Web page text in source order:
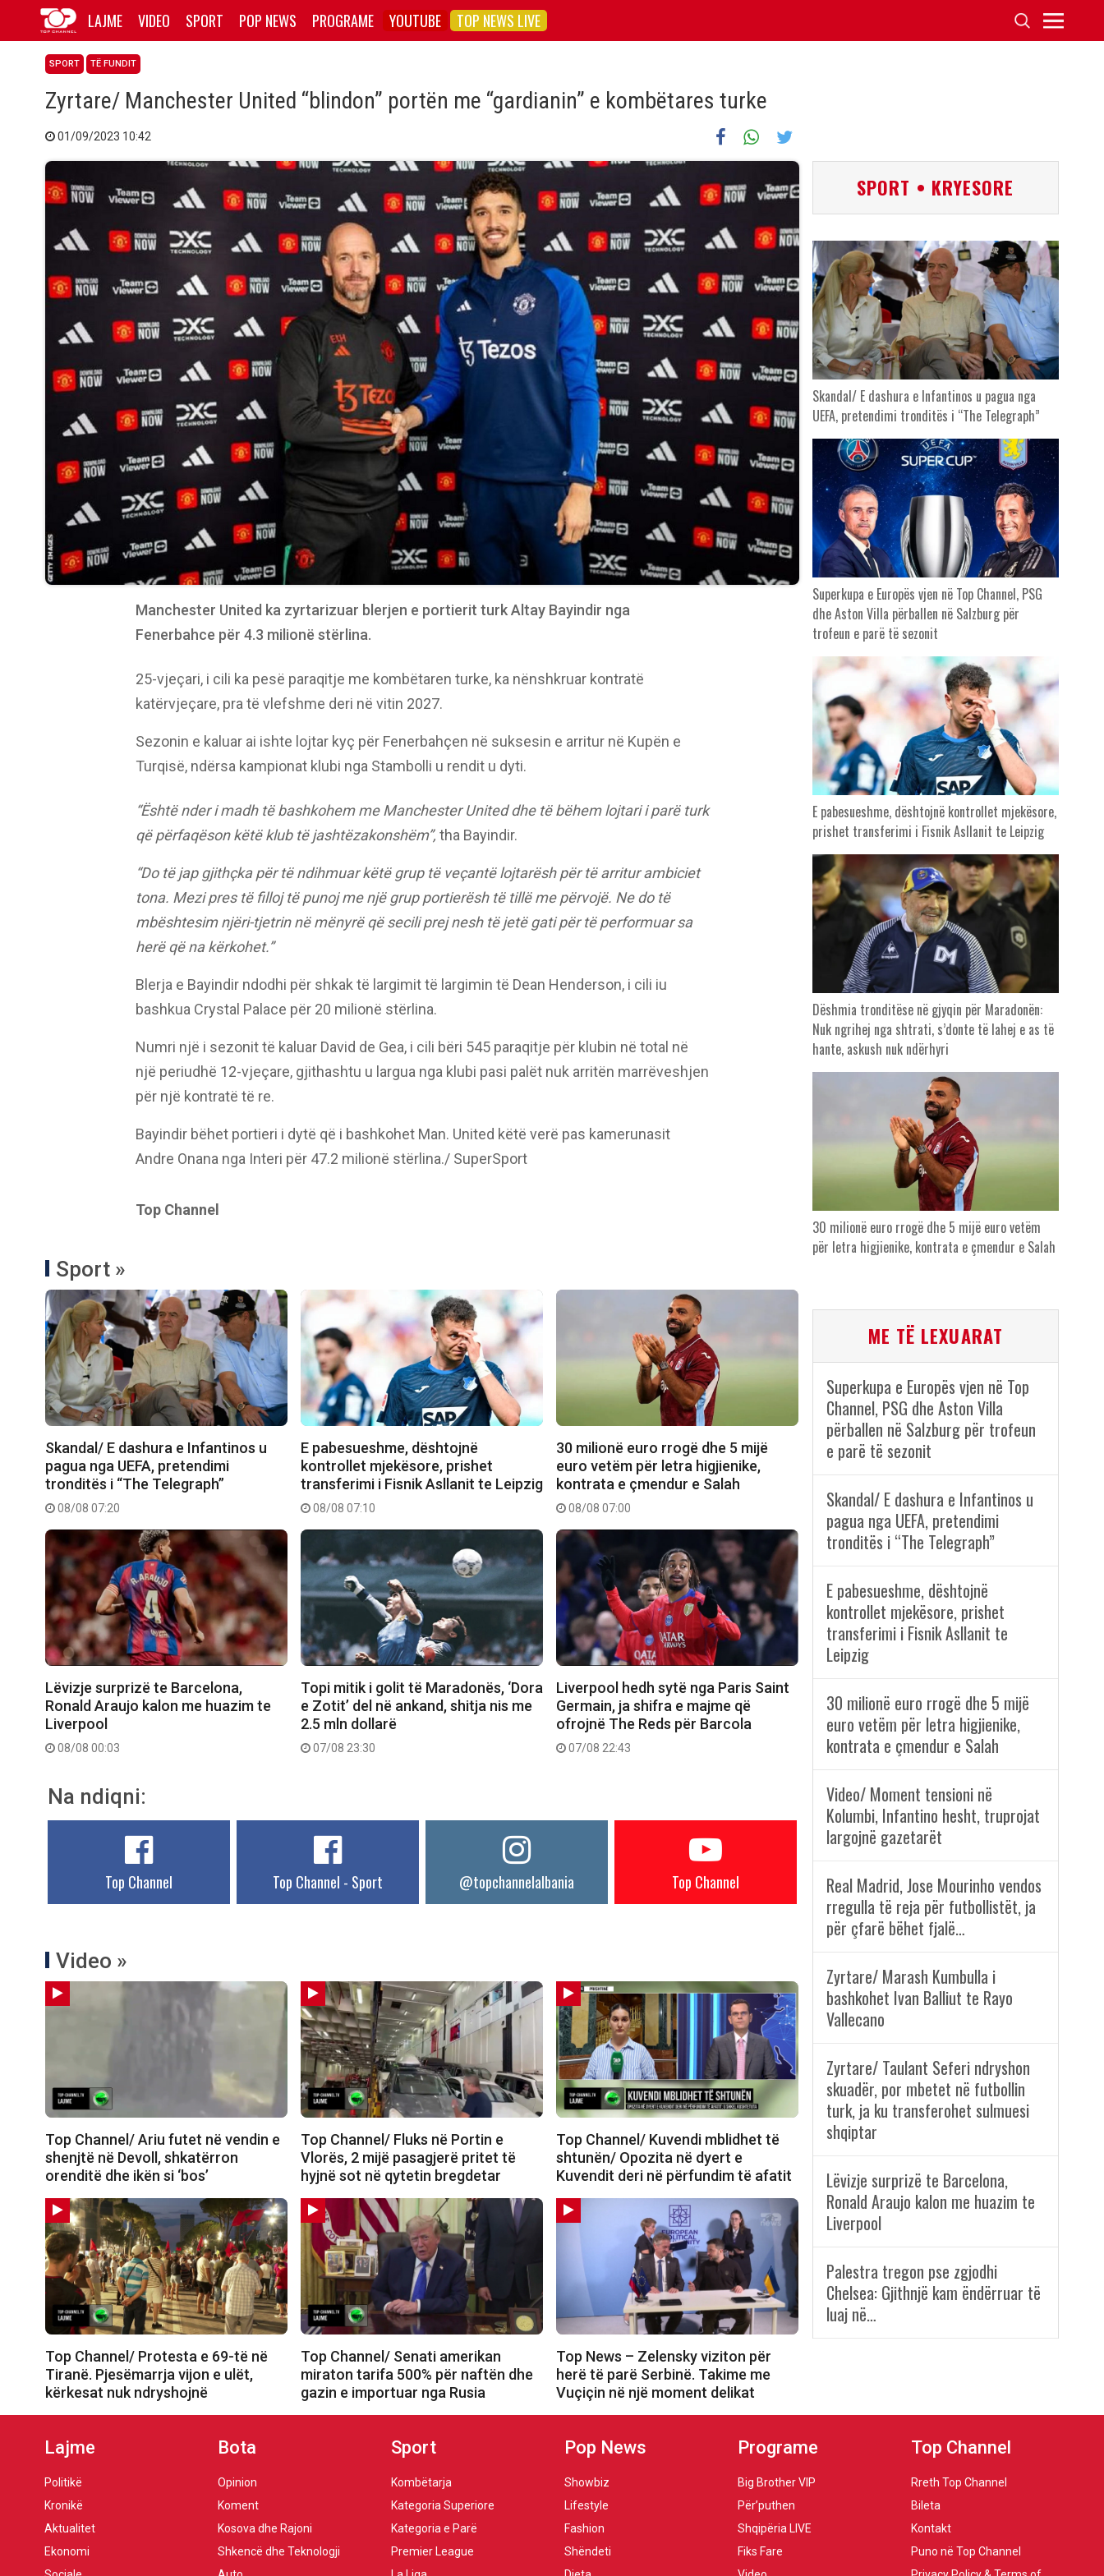
LAJME VIDEO SPORT POP NEWS PROGRAME YOUTUBE TOP NEWS LIVE
SPORT TË FUNDIT
Zyrtare/ Manchester United “blindon” portën me “gardianin” e kombëtares turke
01/09/2023 10:42
Manchester United ka zyrtarizuar blerjen e portierit turk Altay Bayindir nga
Fenerbahce për 4.3 milionë stërlina.
25-vjeçari, i cili ka pesë paraqitje me kombëtaren turke, ka nënshkruar kontratë
katërvjeçare, pra të vlefshme deri në vitin 2027.
Sezonin e kaluar ai ishte lojtar kyç për Fenerbahçen në suksesin e arritur në Kupën e
Turqisë, ndërsa kampionat klubi nga Stambolli u rendit u dyti.
“Është nder i madh të bashkohem me Manchester United dhe të bëhem lojtari i parë turk
që përfaqëson këtë klub të jashtëzakonshëm”, tha Bayindir.
“Do të jap gjithçka për të ndihmuar këtë grup të veçantë lojtarësh për të arritur ambiciet
tona. Mezi pres të filloj të punoj me një grup portierësh të tillë me përvojë. Ne do të
mbështesim njëri-tjetrin në mënyrë që secili prej nesh të jetë gati për të performuar sa
herë që na kërkohet.”
Blerja e Bayindir ndodhi për shkak të largimit të largimin të Dean Henderson, i cili iu
bashkua Crystal Palace për 20 milionë stërlina.
Numri një i sezonit të kaluar David de Gea, i cili bëri 545 paraqitje për klubin në total në
një periudhë 12-vjeçare, gjithashtu u largua nga klubi pasi palët nuk arritën marrëveshjen
për një kontratë të re.
Bayindir bëhet portieri i dytë që i bashkohet Man. United këtë verë pas kamerunasit
Andre Onana nga Interi për 47.2 milionë stërlina./ SuperSport
Top Channel
Sport »
Skandal/ E dashura e Infantinos u
pagua nga UEFA, pretendimi
tronditës i “The Telegraph”
08/08 07:20
E pabesueshme, dështojnë
kontrollet mjekësore, prishet
transferimi i Fisnik Asllanit te Leipzig
08/08 07:10
30 milionë euro rrogë dhe 5 mijë
euro vetëm për letra higjienike,
kontrata e çmendur e Salah
08/08 07:00
Lëvizje surprizë te Barcelona,
Ronald Araujo kalon me huazim te
Liverpool
08/08 00:03
Topi mitik i golit të Maradonës, ‘Dora
e Zotit’ del në ankand, shitja nis me
2.5 mln dollarë
07/08 23:30
Liverpool hedh sytë nga Paris Saint
Germain, ja shifra e majme që
ofrojnë The Reds për Barcola
07/08 22:43
Na ndiqni:
Top Channel Top Channel - Sport @topchannelalbania Top Channel
Video »
Top Channel/ Ariu futet në vendin e
shenjtë në Devoll, shkatërron
orenditë dhe ikën si ‘bos’
Top Channel/ Fluks në Portin e
Vlorës, 2 mijë pasagjerë pritet të
hyjnë sot në qytetin bregdetar
Top Channel/ Kuvendi mblidhet të
shtunën/ Opozita në dyert e
Kuvendit deri në përfundim të afatit
Top Channel/ Protesta e 69-të në
Tiranë. Pjesëmarrja vijon e ulët,
kërkesat nuk ndryshojnë
Top Channel/ Senati amerikan
miraton tarifa 500% për naftën dhe
gazin e importuar nga Rusia
Top News – Zelensky viziton për
herë të parë Serbinë. Takime me
Vuçiçin në një moment delikat
SPORT • KRYESORE
Skandal/ E dashura e Infantinos u pagua nga
UEFA, pretendimi tronditës i “The Telegraph”
Superkupa e Europës vjen në Top Channel, PSG
dhe Aston Villa përballen në Salzburg për
trofeun e parë të sezonit
E pabesueshme, dështojnë kontrollet mjekësore,
prishet transferimi i Fisnik Asllanit te Leipzig
Dëshmia tronditëse në gjyqin për Maradonën:
Nuk ngrihej nga shtrati, s’donte të lahej e as të
hante, askush nuk ndërhyri
30 milionë euro rrogë dhe 5 mijë euro vetëm
për letra higjienike, kontrata e çmendur e Salah
ME TË LEXUARAT
Superkupa e Europës vjen në Top
Channel, PSG dhe Aston Villa
përballen në Salzburg për trofeun
e parë të sezonit
Skandal/ E dashura e Infantinos u
pagua nga UEFA, pretendimi
tronditës i “The Telegraph”
E pabesueshme, dështojnë
kontrollet mjekësore, prishet
transferimi i Fisnik Asllanit te
Leipzig
30 milionë euro rrogë dhe 5 mijë
euro vetëm për letra higjienike,
kontrata e çmendur e Salah
Video/ Moment tensioni në
Kolumbi, Infantino hesht, truprojat
largojnë gazetarët
Real Madrid, Jose Mourinho vendos
rregulla të reja për futbollistët, ja
për çfarë bëhet fjalë…
Zyrtare/ Marash Kumbulla i
bashkohet Ivan Balliut te Rayo
Vallecano
Zyrtare/ Taulant Seferi ndryshon
skuadër, por mbetet në futbollin
turk, ja ku transferohet sulmuesi
shqiptar
Lëvizje surprizë te Barcelona,
Ronald Araujo kalon me huazim te
Liverpool
Palestra tregon pse zgjodhi
Chelsea: Gjithnjë kam ëndërruar të
luaj në…
Lajme
Politikë
Kronikë
Aktualitet
Ekonomi
Bota
Opinion
Koment
Kosova dhe Rajoni
Shkencë dhe Teknologji
Sport
Kombëtarja
Kategoria Superiore
Kategoria e Parë
Premier League
Pop News
Showbiz
Lifestyle
Fashion
Shëndeti
Programe
Big Brother VIP
Për’puthen
Shqipëria LIVE
Fiks Fare
Top Channel
Rreth Top Channel
Bileta
Kontakt
Puno në Top Channel